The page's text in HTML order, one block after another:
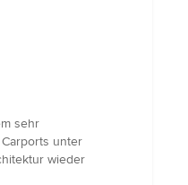
sehr
unter
wieder